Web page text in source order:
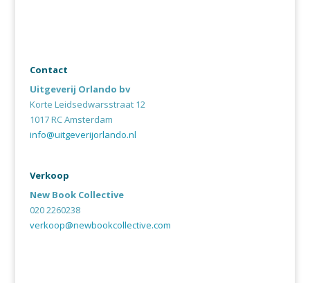
Contact
Uitgeverij Orlando bv
Korte Leidsedwarsstraat 12
1017 RC Amsterdam
info@uitgeverijorlando.nl
Verkoop
New Book Collective
020 2260238
verkoop@newbookcollective.com